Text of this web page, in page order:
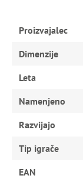
Proizvajalec
Dimenzije
Leta
Namenjeno
Razvijajo
Tip igrače
EAN